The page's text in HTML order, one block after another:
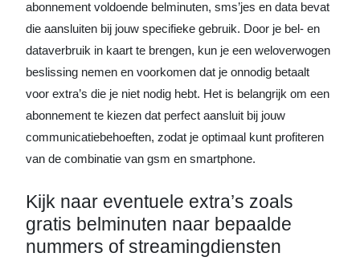
abonnement voldoende belminuten, sms’jes en data bevat
die aansluiten bij jouw specifieke gebruik. Door je bel- en
dataverbruik in kaart te brengen, kun je een weloverwogen
beslissing nemen en voorkomen dat je onnodig betaalt
voor extra’s die je niet nodig hebt. Het is belangrijk om een
abonnement te kiezen dat perfect aansluit bij jouw
communicatiebehoeften, zodat je optimaal kunt profiteren
van de combinatie van gsm en smartphone.
Kijk naar eventuele extra’s zoals
gratis belminuten naar bepaalde
nummers of streamingdiensten